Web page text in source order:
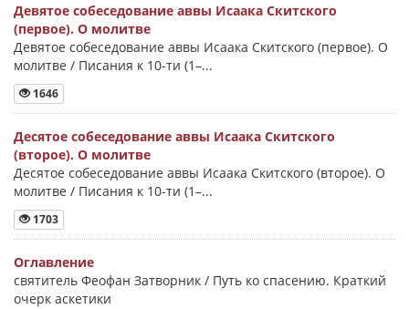
Девятое собеседование аввы Исаака Скитского
(первое). О молитве
Девятое собеседование аввы Исаака Скитского (первое). О
молитве / Писания к 10-ти (1–...
1646
Десятое собеседование аввы Исаака Скитского
(второе). О молитве
Десятое собеседование аввы Исаака Скитского (второе). О
молитве / Писания к 10-ти (1–...
1703
Оглавление
святитель Феофан Затворник / Путь ко спасению. Краткий
очерк аскетики